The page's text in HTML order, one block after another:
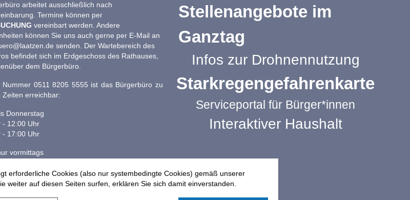
erforderliche Cookies (also nur systembedingte Cookies) gemäß unserer
weiter auf diesen Seiten surfen, erklären Sie sich damit einverstanden.
arbeitet ausschließlich nach
Termine können per
vereinbart werden. Andere
können Sie uns auch gerne per E-Mail an
senden. Der Wartebereich des
befindet sich im Erdgeschoss des Rathauses,
dem Bürgerbüro.
Nummer 0511 8205 5555 ist das Bürgerbüro zu
Zeiten erreichbar:
Donnerstag
- 12:00 Uhr
- 17:00 Uhr
vormittags
Stellenangebote im
Ganztag
Infos zur Drohnennutzung
Starkregengefahrenkarte
Serviceportal für Bürger*innen
Interaktiver Haushalt